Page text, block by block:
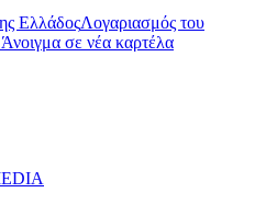
ΕλλάδοςΛογαριασμός του
Άνοιγμα σε νέα καρτέλα